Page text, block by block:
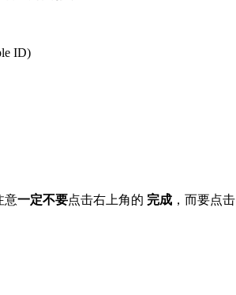
ID)
意一定不要点击右上角的 完成 ，而要点击